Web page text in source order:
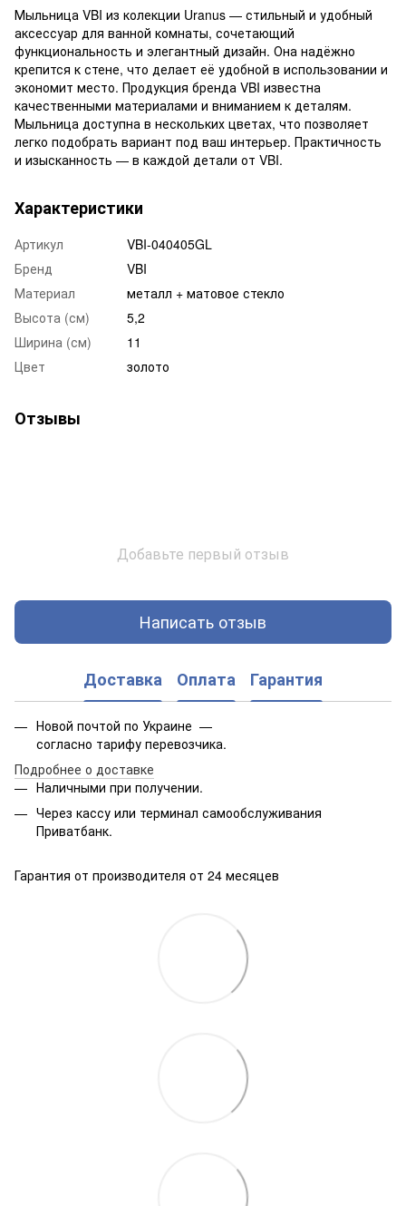
Мыльница VBI из колекции Uranus — стильный и удобный
аксессуар для ванной комнаты, сочетающий
функциональность и элегантный дизайн. Она надёжно
крепится к стене, что делает её удобной в использовании и
экономит место. Продукция бренда VBI известна
качественными материалами и вниманием к деталям.
Мыльница доступна в нескольких цветах, что позволяет
легко подобрать вариант под ваш интерьер. Практичность
и изысканность — в каждой детали от VBI.
Характеристики
Артикул
VBI-040405GL
Бренд
VBI
Материал
металл + матовое стекло
Высота (см)
5,2
Ширина (см)
11
Цвет
золото
Отзывы
Добавьте первый отзыв
Написать отзыв
Доставка Оплата Гарантия
Новой почтой по Украине —
согласно тарифу перевозчика.
Подробнее о доставке
Наличными при получении.
Через кассу или терминал самообслуживания
Приватбанк.
Гарантия от производителя от 24 месяцев